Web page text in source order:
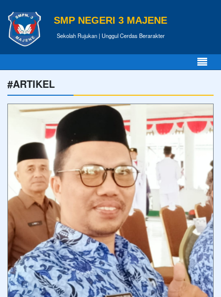
SMP NEGERI 3 MAJENE
Sekolah Rujukan | Unggul Cerdas Berarakter
#ARTIKEL